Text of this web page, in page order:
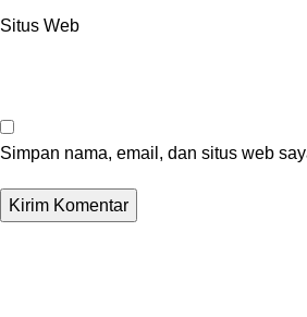
Situs Web
Simpan nama, email, dan situs web